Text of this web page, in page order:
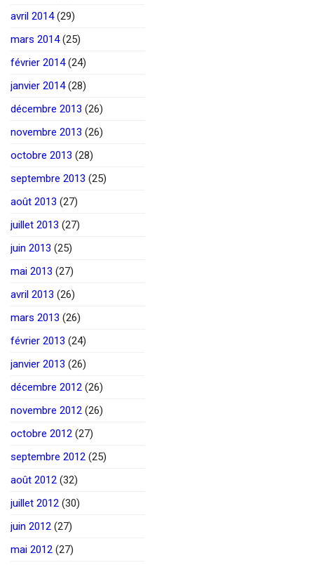
avril 2014(29)
mars 2014(25)
février 2014(24)
janvier 2014(28)
décembre 2013 (26)
novembre 2013 (26)
octobre 2013 (28)
septembre 2013 (25)
août 2013 (27)
juillet 2013 (27)
juin 2013 (25)
mai 2013 (27)
avril 2013 (26)
mars 2013 (26)
février 2013 (24)
janvier 2013 (26)
décembre 2012 (26)
novembre 2012 (26)
octobre 2012 (27)
septembre 2012 (25)
août 2012 (32)
juillet 2012 (30)
juin 2012 (27)
mai 2012 (27)